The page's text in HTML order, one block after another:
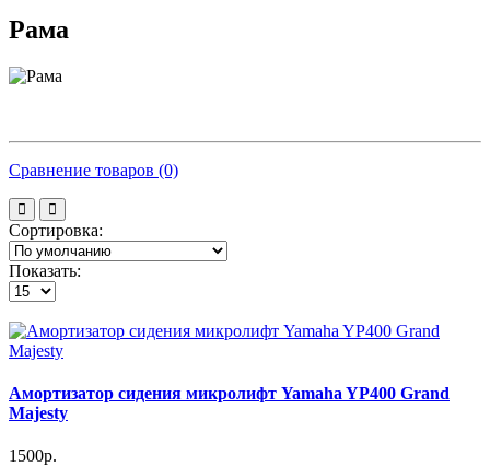
Рама
Сравнение товаров (0)
Сортировка:
Показать:
Амортизатор сидения микролифт Yamaha YP400 Grand
Majesty
1500р.